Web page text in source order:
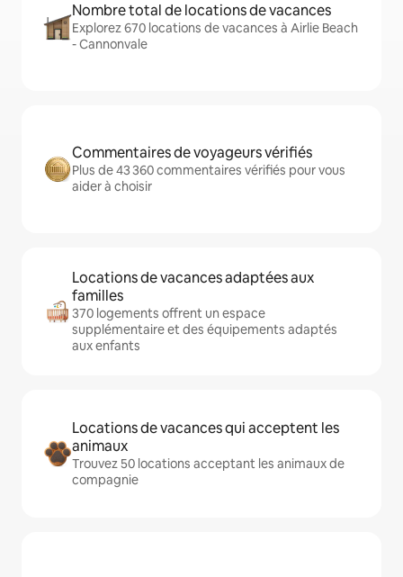
Nombre total de locations de vacances
Explorez 670 locations de vacances à Airlie Beach
- Cannonvale
Commentaires de voyageurs vérifiés
Plus de 43 360 commentaires vérifiés pour vous
aider à choisir
Locations de vacances adaptées aux
familles
370 logements offrent un espace
supplémentaire et des équipements adaptés
aux enfants
Locations de vacances qui acceptent les
animaux
Trouvez 50 locations acceptant les animaux de
compagnie